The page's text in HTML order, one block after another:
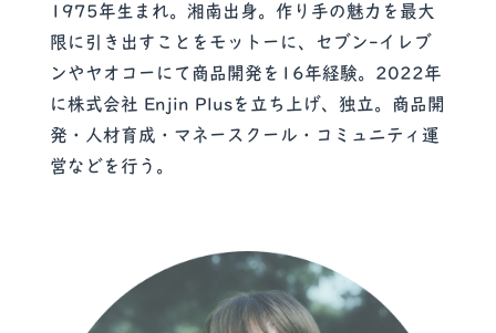
1975年生まれ。湘南出身。作り手の魅力を最大
限に引き出すことをモットーに、セブン-イレブ
ンやヤオコーにて商品開発を16年経験。2022年
に株式会社 Enjin Plusを立ち上げ、独立。商品開
発・人材育成・マネースクール・コミュニティ運
営などを行う。